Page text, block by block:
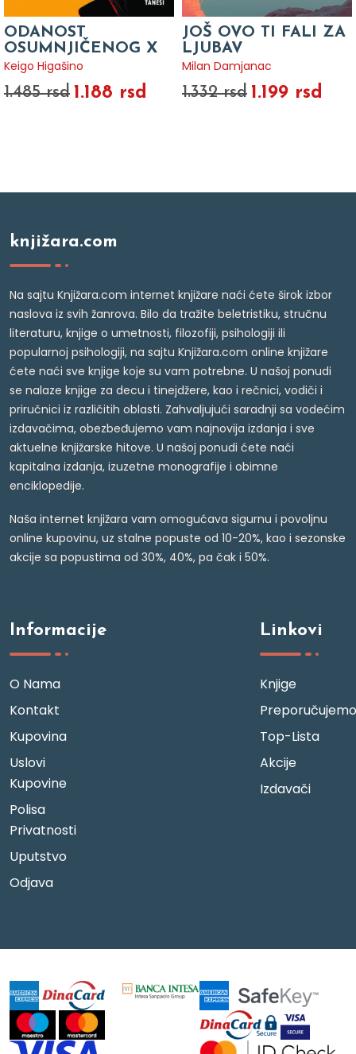
ODANOST
OSUMNJIČENOG X
Keigo Higašino
1.485 rsd 1.188 rsd
JOŠ OVO TI FALI ZA
LJUBAV
Milan Damjanac
1.332 rsd 1.199 rsd
knjižara.com
Na sajtu Knjižara.com internet knjižare naći ćete širok izbor
naslova iz svih žanrova. Bilo da tražite beletristiku, stručnu
literaturu, knjige o umetnosti, filozofiji, psihologiji ili
popularnoj psihologiji, na sajtu Knjižara.com online knjižare
ćete naći sve knjige koje su vam potrebne. U našoj ponudi
se nalaze knjige za decu i tinejdžere, kao i rečnici, vodiči i
priručnici iz različitih oblasti. Zahvaljujući saradnji sa vodećim
izdavačima, obezbeđujemo vam najnovija izdanja i sve
aktuelne knjižarske hitove. U našoj ponudi ćete naći
kapitalna izdanja, izuzetne monografije i obimne
enciklopedije.
Naša internet knjižara vam omogućava sigurnu i povoljnu
online kupovinu, uz stalne popuste od 10-20%, kao i sezonske
akcije sa popustima od 30%, 40%, pa čak i 50%.
Informacije
O Nama
Kontakt
Kupovina
Uslovi
Kupovine
Polisa
Privatnosti
Uputstvo
Odjava
Linkovi
Knjige
Preporučujemo
Top-Lista
Akcije
Izdavači